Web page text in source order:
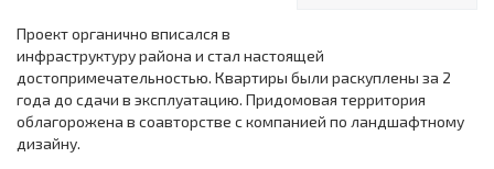
Проект органично вписался в
инфраструктуру района и стал настоящей
достопримечательностью. Квартиры были раскуплены за 2
года до сдачи в эксплуатацию. Придомовая территория
облагорожена в соавторстве с компанией по ландшафтному
дизайну.